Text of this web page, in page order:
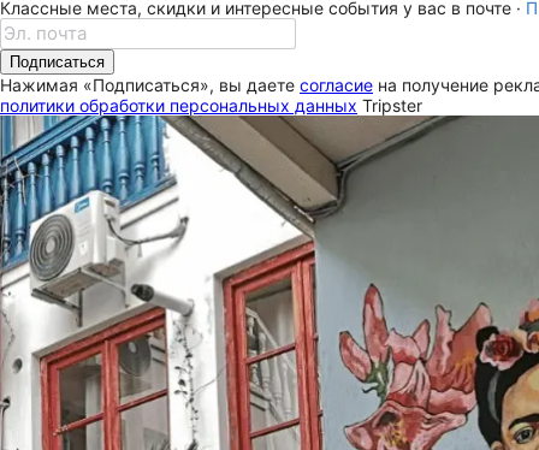
Классные места, скидки и интересные события у вас в почте ·
Подписаться
Нажимая «Подписаться», вы даете согласие на получение
политики обработки персональных данных Tripster